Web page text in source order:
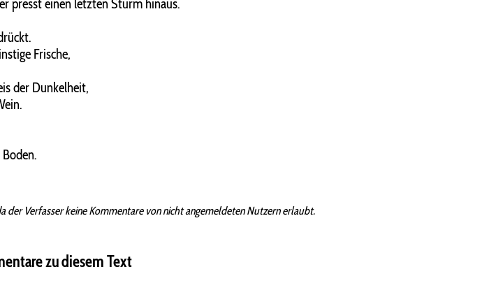
presst einen letzten Sturm hinaus.
Frische,
der Dunkelheit,
Verfasser keine Kommentare von nicht angemeldeten Nutzern erlaubt.
zu diesem Text